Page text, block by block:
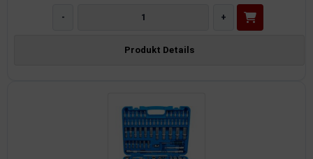
- +
Produkt Details